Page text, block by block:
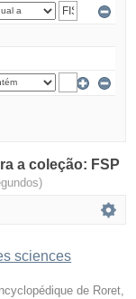
a coleção: FSP
sciences
de Roret